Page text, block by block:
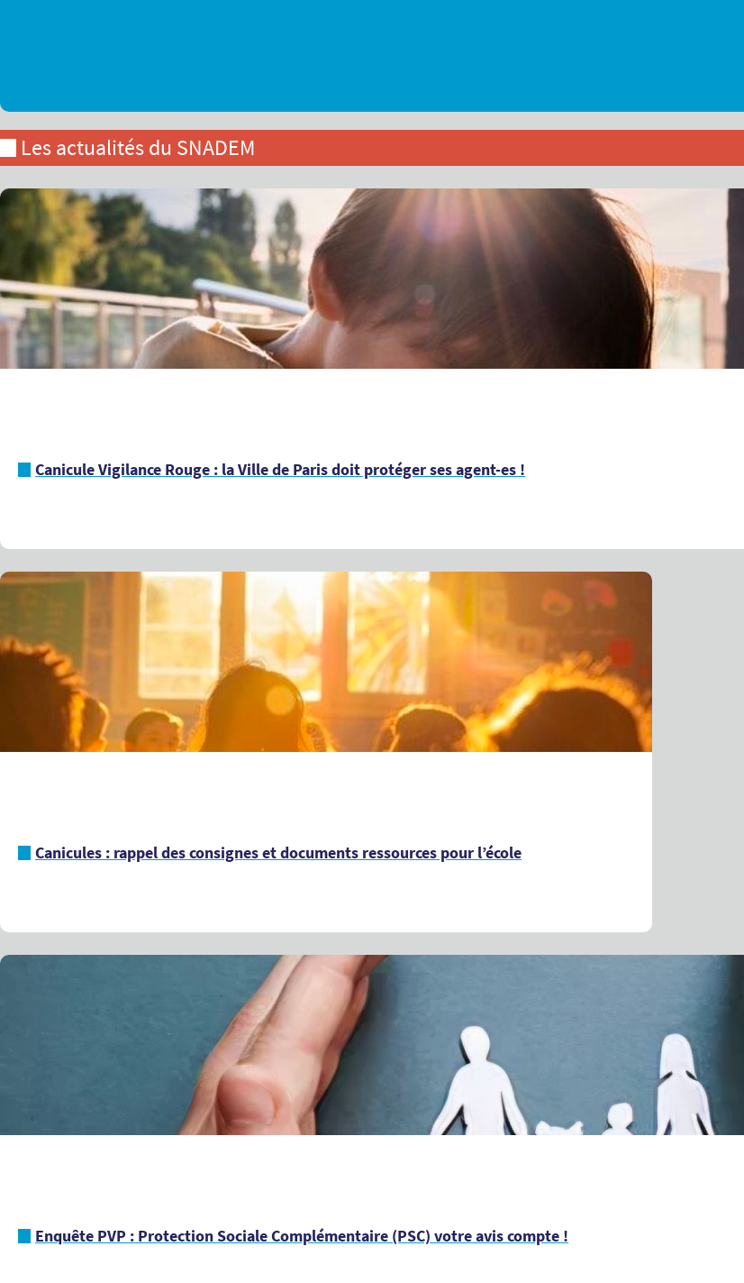
Les actualités du SNADEM
Canicule Vigilance Rouge : la Ville de Paris doit protéger ses agent-es !
Canicules : rappel des consignes et documents ressources pour l’école
Enquête PVP : Protection Sociale Complémentaire (PSC) votre avis compte !